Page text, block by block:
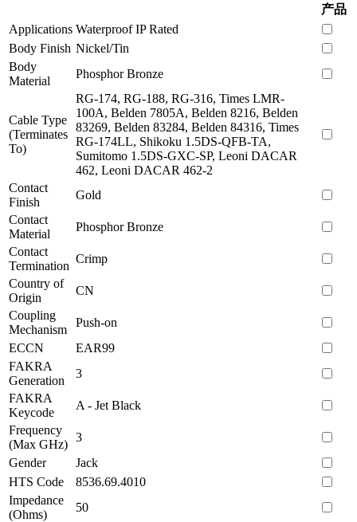
产品
Applications Waterproof IP Rated
Body Finish Nickel/Tin
Body
Material
Phosphor Bronze
Cable Type
(Terminates
To)
RG-174, RG-188, RG-316, Times LMR-
100A, Belden 7805A, Belden 8216, Belden
83269, Belden 83284, Belden 84316, Times
RG-174LL, Shikoku 1.5DS-QFB-TA,
Sumitomo 1.5DS-GXC-SP, Leoni DACAR
462, Leoni DACAR 462-2
Contact
Finish
Gold
Contact
Material
Phosphor Bronze
Contact
Termination
Crimp
Country of
Origin
CN
Coupling
Mechanism
Push-on
ECCN
EAR99
FAKRA
Generation
3
FAKRA
Keycode
A - Jet Black
Frequency
(Max GHz)
3
Gender
Jack
HTS Code
8536.69.4010
Impedance
(Ohms)
50